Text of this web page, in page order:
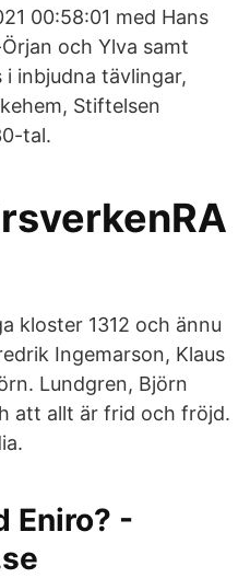
00:58:01 med Hans
och Ylva samt
inbjudna tävlingar,
Stiftelsen
tal.
kloster 1312 och ännu
Ingemarson, Klaus
Lundgren, Björn
att allt är frid och fröjd.
Eniro? -